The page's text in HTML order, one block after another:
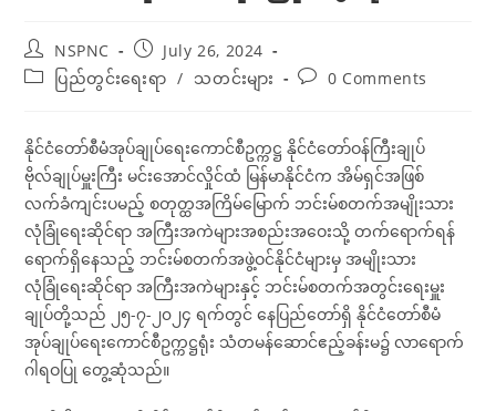
Post
author:
NSPNC
Post
published:
July 26, 2024
Post
category:
ပြည်တွင်းရေးရာ / သတင်းများ
Post0 Comments
နိုင်ငံတော်စီမံအုပ်ချုပ်ရေးကောင်စီဥက္ကဋ္ဌ နိုင်ငံတော်ဝန်ကြီးချုပ်
ဗိုလ်ချုပ်မှူးကြီး မင်းအောင်လှိုင်ထံ မြန်မာနိုင်ငံက အိမ်ရှင်အဖြစ်
လက်ခံကျင်းပမည့် စတုတ္ထအကြိမ်မြောက် ဘင်းမ်စတက်အမျိုးသား
လုံခြုံရေးဆိုင်ရာ အကြီးအကဲများအစည်းအဝေးသို့ တက်ရောက်ရန်
ရောက်ရှိနေသည့် ဘင်းမ်စတက်အဖွဲ့ဝင်နိုင်ငံများမှ အမျိုးသား
လုံခြုံရေးဆိုင်ရာ အကြီးအကဲများနှင့် ဘင်းမ်စတက်အတွင်းရေးမှူး
ချုပ်တို့သည် ၂၅-၇-၂၀၂၄ ရက်တွင် နေပြည်တော်ရှိ နိုင်ငံတော်စီမံ
အုပ်ချုပ်ရေးကောင်စီဥက္ကဋ္ဌရုံး သံတမန်ဆောင်ဧည့်ခန်းမ၌ လာရောက်
ဂါရဝပြု တွေ့ဆုံသည်။